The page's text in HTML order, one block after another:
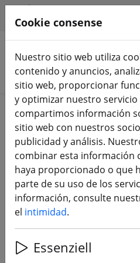
Buscar productos
Home Drones FPV
Drones FPV
124 Products
Unterkategorien
RACE COPTER RTF
Cookie consense
Nuestro sitio web utiliza
contenido y anuncios,
sitio web, proporcionar
y optimizar nuestro
compartimos información
sitio web con nuestros
publicidad y análisis.
combinar esta información
haya proporcionado o que
parte de su uso de los
información, consulte
el intimidad.
Essenziell